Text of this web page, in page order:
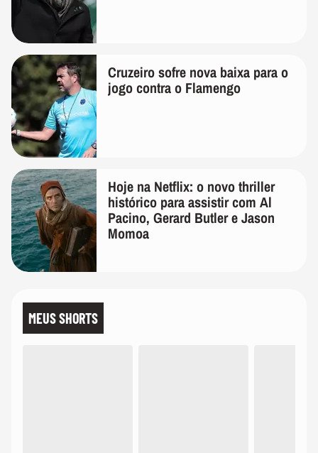
Cruzeiro sofre nova baixa para o
jogo contra o Flamengo
Hoje na Netflix: o novo thriller
histórico para assistir com Al
Pacino, Gerard Butler e Jason
Momoa
MEUS SHORTS